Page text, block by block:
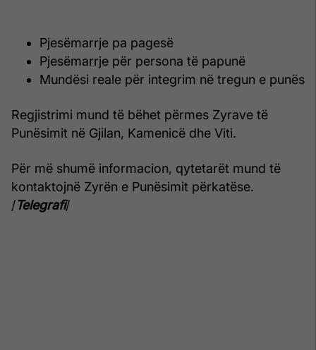
Pjesëmarrje pa pagesë
Pjesëmarrje për persona të papunë
Mundësi reale për integrim në tregun e punës
Regjistrimi mund të bëhet përmes Zyrave të
Punësimit në Gjilan, Kamenicë dhe Viti.
Për më shumë informacion, qytetarët mund të
kontaktojnë Zyrën e Punësimit përkatëse.
/Telegrafi/